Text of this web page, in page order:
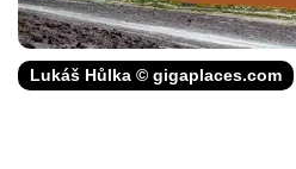
Lukáš Hůlka © gigaplaces.com